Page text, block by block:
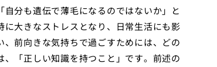
自分も遺伝で薄毛になるのではないか」と
大きなストレスとなり、日常生活にも影
前向きな気持ちで過ごすためには、どの
「正しい知識を持つこと」です。前述の